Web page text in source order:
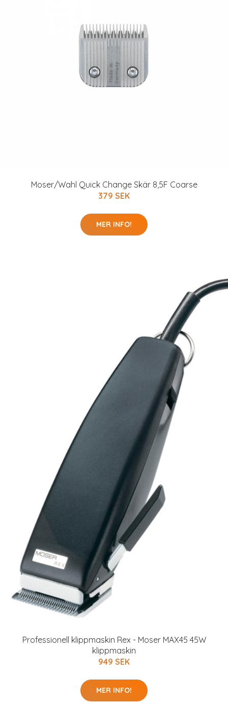
Moser/Wahl Quick Change Skär 8,5F Coarse
379 SEK
MER INFO!
Professionell klippmaskin Rex - Moser MAX45 45W
klippmaskin
949 SEK
MER INFO!